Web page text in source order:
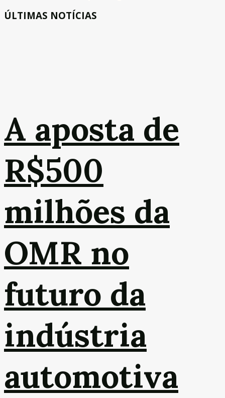
ÚLTIMAS NOTÍCIAS
A aposta de
R$500
milhões da
OMR no
futuro da
indústria
automotiva